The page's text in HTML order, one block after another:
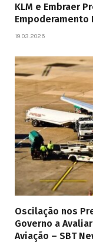
KLM e Embraer
Empoderamento
19.03.2026
Oscilação nos
Governo a
Aviação – SBT